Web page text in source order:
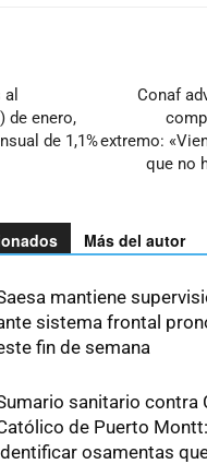
de enero,
de 1,1%
Conaf
extremo:
que no
Más del autor
mantiene
sistema frontal
fin de semana
sanitario contra
de Puerto
osamentas